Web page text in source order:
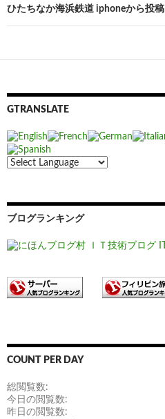
ナ
ゲ
シ
ョ
ン
ひたちなか海浜鉄道 iphoneから投稿
GTRANSLATE
ブログランキング
COUNT PER DAY
総閲覧数:
今日の閲覧数:
昨日の閲覧数: